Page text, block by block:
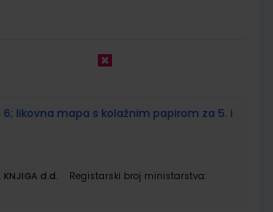
i 6; likovna mapa s kolažnim papirom za 5. i
KNJIGA d.d.
Registarski broj ministarstva: